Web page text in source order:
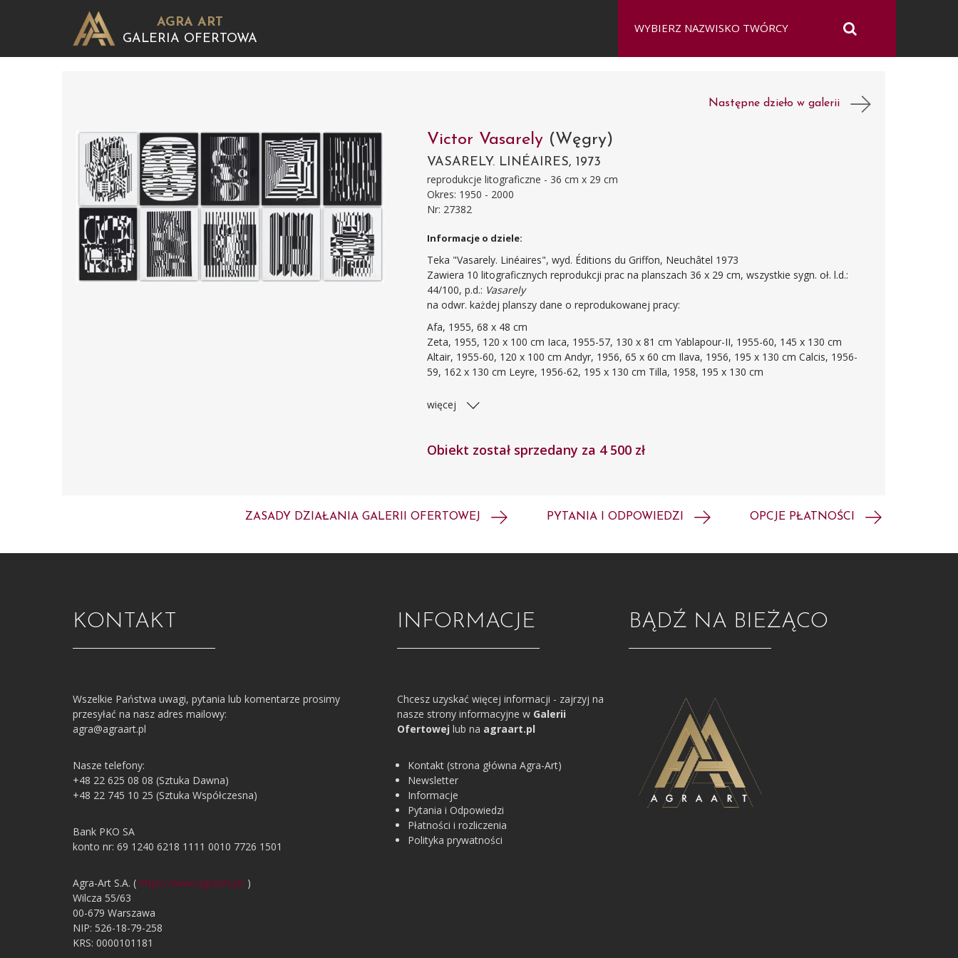
AGRA ART
GALERIA OFERTOWA
Następne dzieło w galerii
Victor Vasarely (Węgry)
VASARELY. LINÉAIRES, 1973
reprodukcje litograficzne - 36 cm x 29 cm
Okres: 1950 - 2000
Nr: 27382
Informacje o dziele:
Teka "Vasarely. Linéaires", wyd. Éditions du Griffon, Neuchâtel 1973
Zawiera 10 litograficznych reprodukcji prac na planszach 36 x 29 cm, wszystkie sygn. oł. l.d.:
44/100, p.d.: Vasarely
na odwr. każdej planszy dane o reprodukowanej pracy:
Afa, 1955, 68 x 48 cm
Zeta, 1955, 120 x 100 cm Iaca, 1955-57, 130 x 81 cm Yablapour-II, 1955-60, 145 x 130 cm
Altair, 1955-60, 120 x 100 cm Andyr, 1956, 65 x 60 cm Ilava, 1956, 195 x 130 cm Calcis, 1956-
59, 162 x 130 cm Leyre, 1956-62, 195 x 130 cm Tilla, 1958, 195 x 130 cm
więcej
Obiekt został sprzedany za 4 500 zł
ZASADY DZIAŁANIA GALERII OFERTOWEJ PYTANIA I ODPOWIEDZI OPCJE PŁATNOŚCI
BĄDŹ NA BIEŻĄCO
INFORMACJE
Chcesz uzyskać więcej informacji - zajrzyj na
nasze strony informacyjne w Galerii
Ofertowej lub na agraart.pl
Kontakt (strona główna Agra-Art)
Newsletter
Informacje
Pytania i Odpowiedzi
Płatności i rozliczenia
Polityka prywatności
KONTAKT
Wszelkie Państwa uwagi, pytania lub komentarze prosimy
przesyłać na nasz adres mailowy:
agra@agraart.pl
Nasze telefony:
+48 22 625 08 08 (Sztuka Dawna)
+48 22 745 10 25 (Sztuka Współczesna)
Bank PKO SA
konto nr: 69 1240 6218 1111 0010 7726 1501
Agra-Art S.A. ( https://www.agraart.pl/ )
Wilcza 55/63
00-679 Warszawa
NIP: 526-18-79-258
KRS: 0000101181